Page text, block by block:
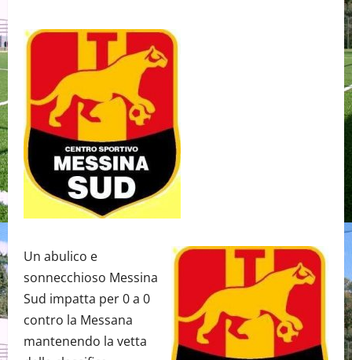
Un abulico e
sonnecchioso Messina
Sud impatta per 0 a 0
contro la Messana
mantenendo la vetta